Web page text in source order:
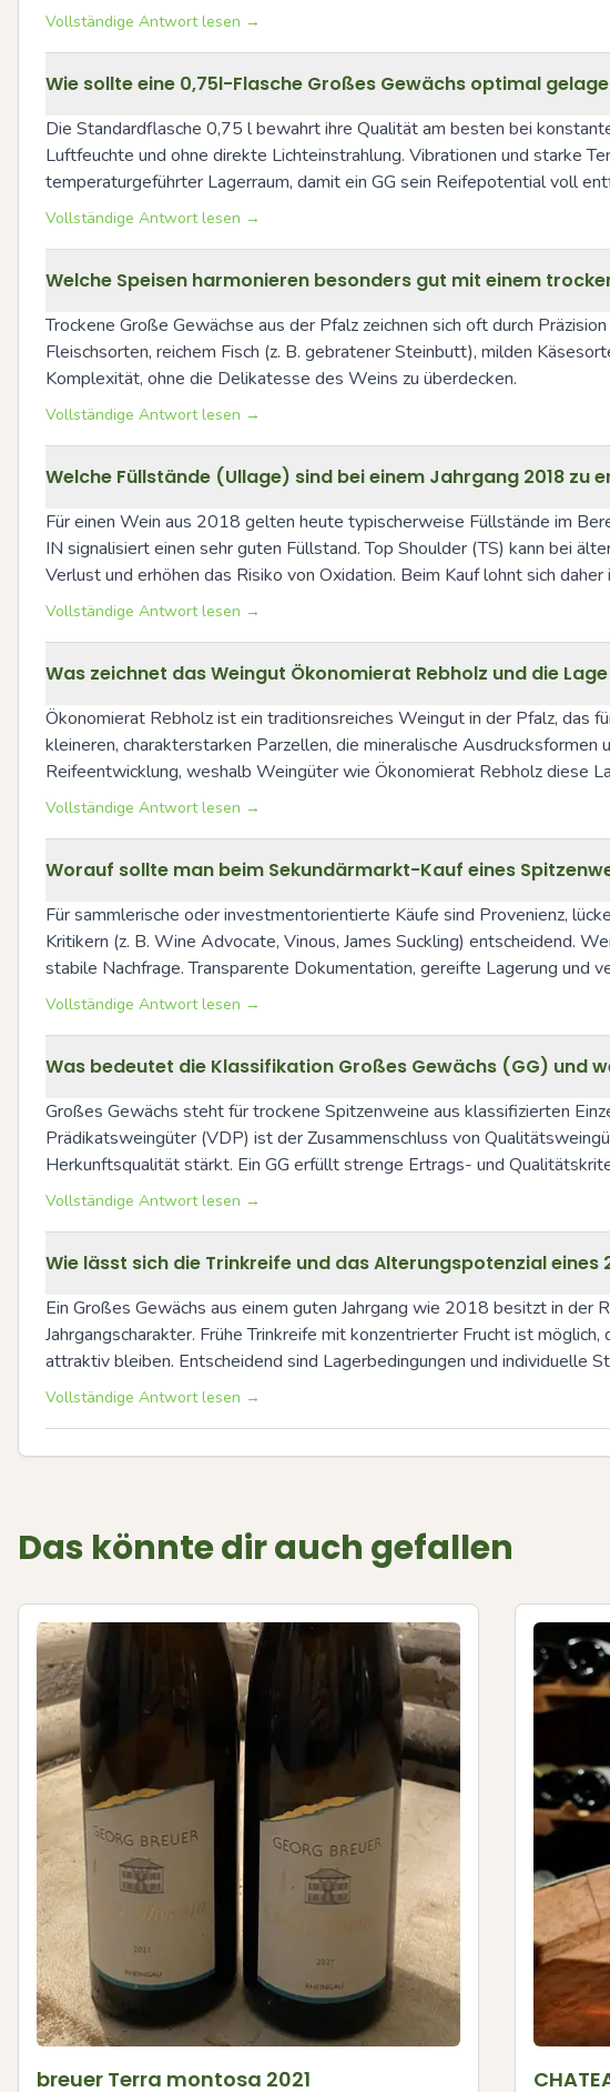
Vollständige Antwort lesen →
Wie sollte eine 0,75l-Flasche Großes Gewächs optimal
Die Standardflasche 0,75 l bewahrt ihre Qualität am besten bei
Luftfeuchte und ohne direkte Lichteinstrahlung. Vibrationen und starke
temperaturgeführter Lagerraum, damit ein GG sein Reifepotential voll
Vollständige Antwort lesen →
Welche Speisen harmonieren besonders gut mit einem
Trockene Große Gewächse aus der Pfalz zeichnen sich oft durch
Fleischsorten, reichem Fisch (z. B. gebratener Steinbutt), milden
Komplexität, ohne die Delikatesse des Weins zu überdecken.
Vollständige Antwort lesen →
Welche Füllstände (Ullage) sind bei einem Jahrgang 2018 zu
Für einen Wein aus 2018 gelten heute typischerweise Füllstände im
IN signalisiert einen sehr guten Füllstand. Top Shoulder (TS) kann bei
Verlust und erhöhen das Risiko von Oxidation. Beim Kauf lohnt sich
Vollständige Antwort lesen →
Was zeichnet das Weingut Ökonomierat Rebholz und die
Ökonomierat Rebholz ist ein traditionsreiches Weingut in der Pfalz, das
kleineren, charakterstarken Parzellen, die mineralische
Reifeentwicklung, weshalb Weingüter wie Ökonomierat Rebholz diese
Vollständige Antwort lesen →
Worauf sollte man beim Sekundärmarkt-Kauf eines
Für sammlerische oder investmentorientierte Käufe sind Provenienz,
Kritikern (z. B. Wine Advocate, Vinous, James Suckling) entscheidend.
stabile Nachfrage. Transparente Dokumentation, gereifte Lagerung und
Vollständige Antwort lesen →
Was bedeutet die Klassifikation Großes Gewächs (GG) und
Großes Gewächs steht für trockene Spitzenweine aus klassifizierten
Prädikatsweingüter (VDP) ist der Zusammenschluss von
Herkunftsqualität stärkt. Ein GG erfüllt strenge Ertrags- und
Vollständige Antwort lesen →
Wie lässt sich die Trinkreife und das Alterungspotenzial eines
Ein Großes Gewächs aus einem guten Jahrgang wie 2018 besitzt in der
Jahrgangscharakter. Frühe Trinkreife mit konzentrierter Frucht ist
attraktiv bleiben. Entscheidend sind Lagerbedingungen und individuelle
Vollständige Antwort lesen →
Das könnte dir auch gefallen
breuer Terra montosa 2021